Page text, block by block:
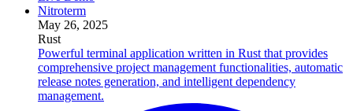
Nitroterm
May 26, 2025
Rust
Powerful terminal application written in Rust that provides
comprehensive project management functionalities, automatic
release notes generation, and intelligent dependency
management.